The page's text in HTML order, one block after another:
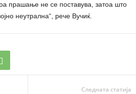
прашање не се поставува, затоа што
неутрална“, рече Вучиќ.
Следната статија